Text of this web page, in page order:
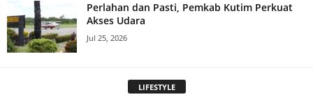
Perlahan dan Pasti, Pemkab Kutim Perkuat
Akses Udara
Jul 25, 2026
LIFESTYLE